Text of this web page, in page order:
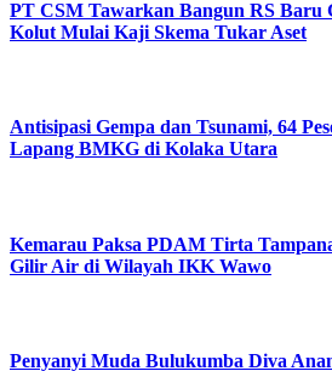
PT CSM Tawarkan Bangun RS Baru
Kolut Mulai Kaji Skema Tukar Aset
Antisipasi Gempa dan Tsunami, 64
Lapang BMKG di Kolaka Utara
Kemarau Paksa PDAM Tirta
Gilir Air di Wilayah IKK Wawo
Penyanyi Muda Bulukumba Diva